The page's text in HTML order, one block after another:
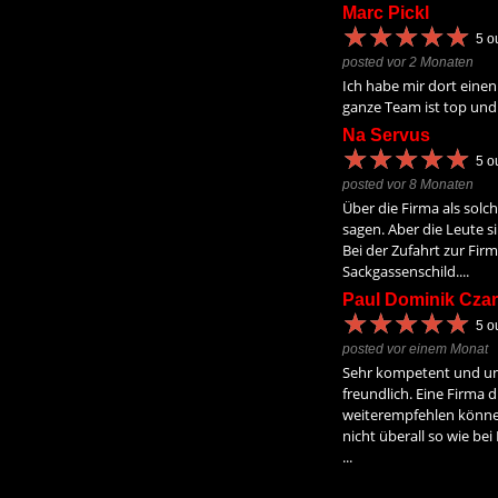
Marc Pickl
★★★★★
★★★★★ 5
posted vor 2 Monaten
Ich habe mir dort einen
ganze Team ist top
Na Servus
★★★★★
★★★★★ 5
posted vor 8 Monaten
Über die Firma als
sagen. Aber die Leute
Bei der Zufahrt zur
Sackgassenschild....
Paul Dominik
★★★★★
★★★★★ 5
posted vor einem Monat
Sehr kompetent und
freundlich. Eine Firma
weiterempfehlen
nicht überall so wie
...